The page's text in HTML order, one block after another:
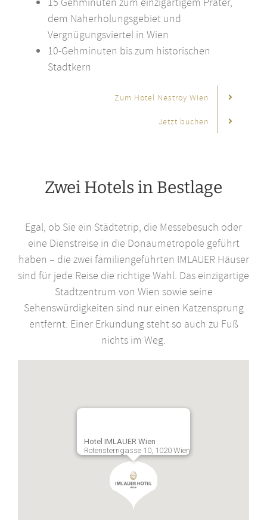
dem Naherholungsgebiet und
Vergnügungsviertel in Wien
10-Gehminuten bis zum historischen
Stadtkern
Zum Hotel Nestroy Wien
Jetzt buchen
Zwei Hotels in Bestlage
Egal, ob Sie ein Städtetrip, die Messebesuch oder
eine Dienstreise in die Donaumetropole geführt
haben – die zwei familiengeführten IMLAUER Häuser
sind für jede Reise die richtige Wahl. Das einzigartige
Stadtzentrum von Wien sowie seine
Sehenswürdigkeiten sind nur einen Katzensprung
entfernt. Einer Erkundung steht so auch zu Fuß
nichts im Weg.
Hotel IMLAUER Wien
Rotensterngasse 10, 1020 Wien